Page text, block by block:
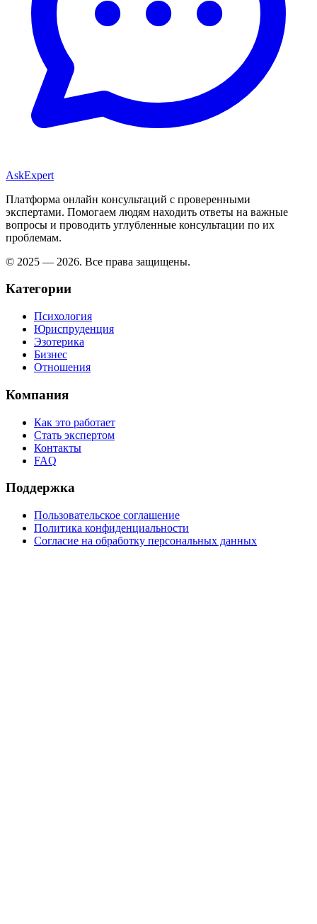
AskExpert
Платформа онлайн консультаций с проверенными
экспертами. Помогаем людям находить ответы на важные
вопросы и проводить углубленные консультации по их
проблемам.
© 2025 — 2026. Все права защищены.
Категории
Психология
Юриспруденция
Эзотерика
Бизнес
Отношения
Компания
Как это работает
Стать экспертом
Контакты
FAQ
Поддержка
Пользовательское соглашение
Политика конфиденциальности
Согласие на обработку персональных данных